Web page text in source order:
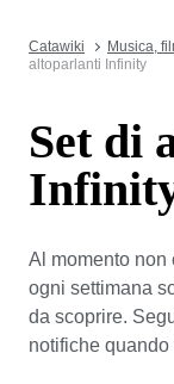
Catawiki Musica,
altoparlanti Infinity
Set di
Al momento non
ogni settimana
da scoprire.
notifiche